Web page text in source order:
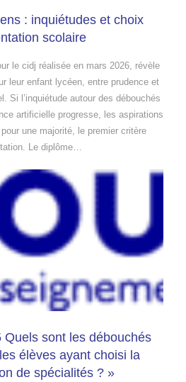
: inquiétudes et choix
scolaire
le cidj réalisée en mars 2026, révèle
leur enfant lycéen, entre prudence et
Si l’inquiétude autour des débouchés
artificielle progresse, les aspirations
une majorité, le premier critère
Le diplôme…
Quels sont les débouchés
élèves ayant choisi la
de spécialités ? »